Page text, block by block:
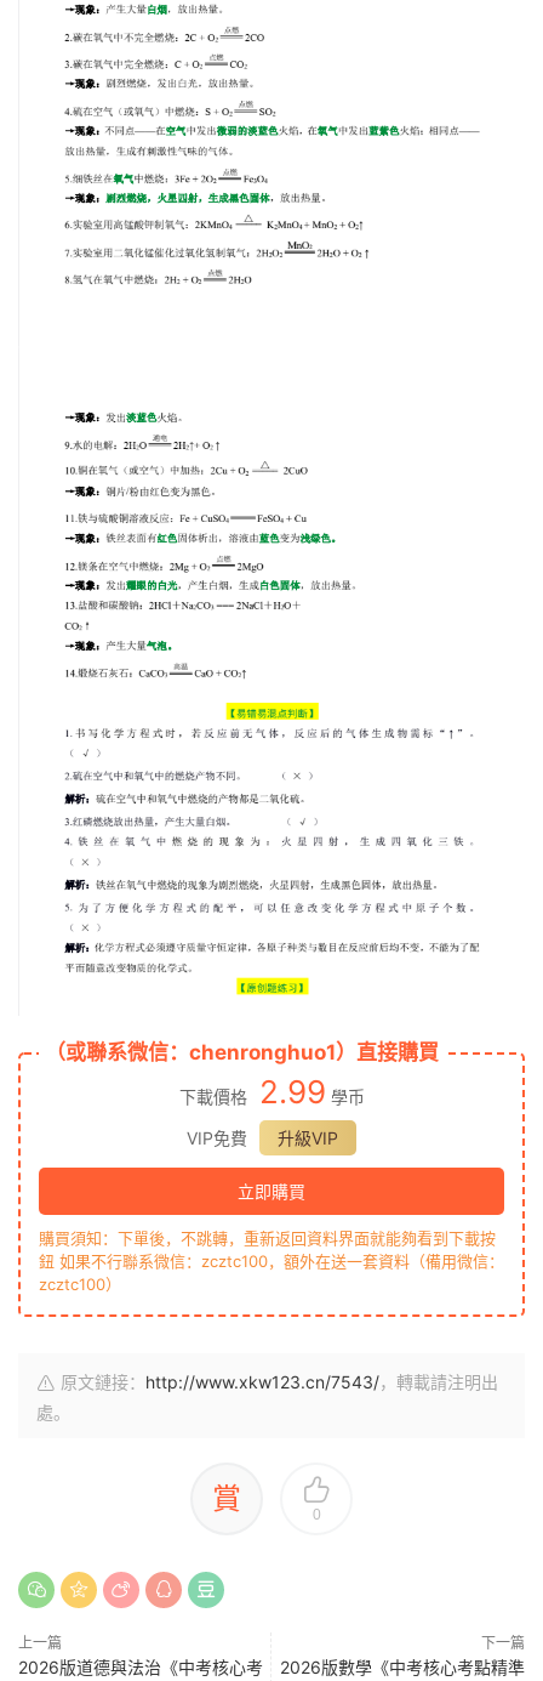
（或聯系微信：chenronghuo1）直接購買
下載價格 2.99 學币
VIP免費
升級VIP
立即購買
購買須知：下單後，不跳轉，重新返回資料界面就能夠看到下載按
鈕 如果不行聯系微信：zcztc100，額外在送一套資料（備用微信：
zcztc100）
原文鏈接： http://www.xkw123.cn/7543/，轉載請注明出
處。
賞 0
上一篇
2026版道德與法治《中考核心考
下一篇
2026版數學《中考核心考點精準